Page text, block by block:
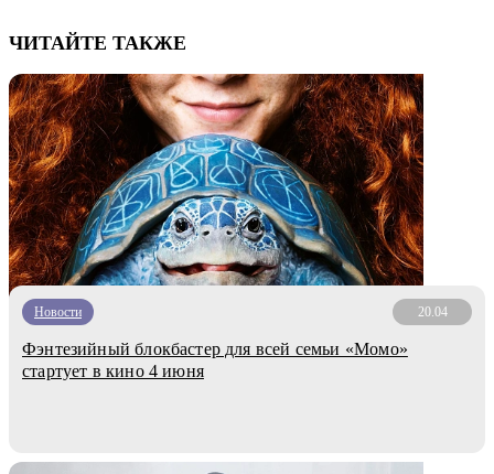
ЧИТАЙТЕ ТАКЖЕ
Новости 20.04
Фэнтезийный блокбастер для всей семьи «Момо»
стартует в кино 4 июня